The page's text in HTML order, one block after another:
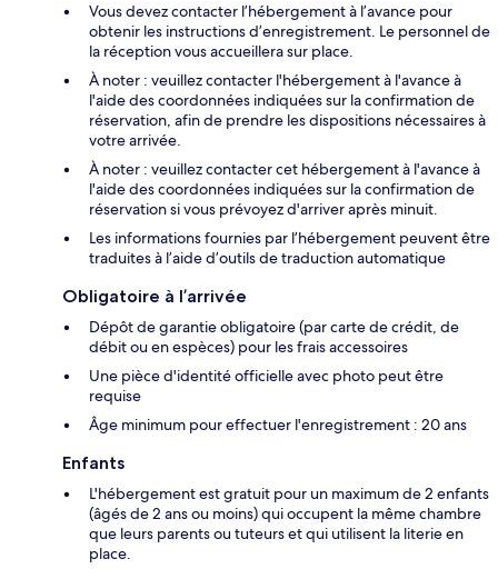
Vous devez contacter l’hébergement à l’avance pour
obtenir les instructions d’enregistrement. Le personnel de
la réception vous accueillera sur place.
À noter : veuillez contacter l'hébergement à l'avance à
l'aide des coordonnées indiquées sur la confirmation de
réservation, afin de prendre les dispositions nécessaires à
votre arrivée.
À noter : veuillez contacter cet hébergement à l'avance à
l'aide des coordonnées indiquées sur la confirmation de
réservation si vous prévoyez d'arriver après minuit.
Les informations fournies par l’hébergement peuvent être
traduites à l’aide d’outils de traduction automatique
Obligatoire à l’arrivée
Dépôt de garantie obligatoire (par carte de crédit, de
débit ou en espèces) pour les frais accessoires
Une pièce d'identité officielle avec photo peut être
requise
Âge minimum pour effectuer l'enregistrement : 20 ans
Enfants
L'hébergement est gratuit pour un maximum de 2 enfants
(âgés de 2 ans ou moins) qui occupent la même chambre
que leurs parents ou tuteurs et qui utilisent la literie en
place.